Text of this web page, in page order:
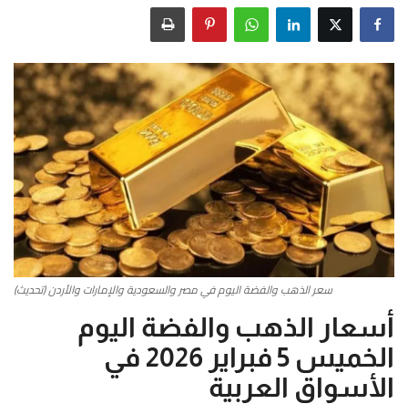
تكنولوجيا وعلوم
صحة ولياقة
أطباق من المطابخ العربية
سياحة وسفر
منوعات عامة
جاليري الفن التشكيلي
سياسة الخصوصية
البنود والشروط
سعر الذهب والفضة اليوم في مصر والسعودية والإمارات والأردن (تحديث)
أسعار الذهب والفضة اليوم
الخميس 5 فبراير 2026 في
الأسواق العربية